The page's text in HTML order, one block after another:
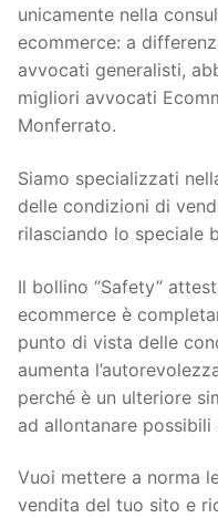
unicamente nella
ecommerce: a
avvocati generalisti,
migliori avvocati
Monferrato.
Siamo specializzati
delle condizioni di
rilasciando lo speciale
Il bollino “Safety”
ecommerce è
punto di vista delle
aumenta
perché è un ulteriore
ad allontanare
Vuoi mettere a norma
vendita del tuo sito e